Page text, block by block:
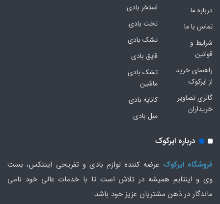
درباره ما
تماس با ما
شرایط و
قوانین
راهنمای خرید
از ایرکوک
گالری تصاویر
خریداران
استخر بادی
تخت بادی
تشک بادی
قایق بادی
تشک بادی
ماشین
کاناپه بادی
مبل بادی
درباره ایرکوک
فروشگاه ایرکوک عرضه کننده لوازم بادی و تفریحی اینتکس، بست
وی و اینتایم همیشه در تلاش است تا با خدمات عالی خود نامی
ماندگار در ذهن مشتریان عزیز خود باشد.